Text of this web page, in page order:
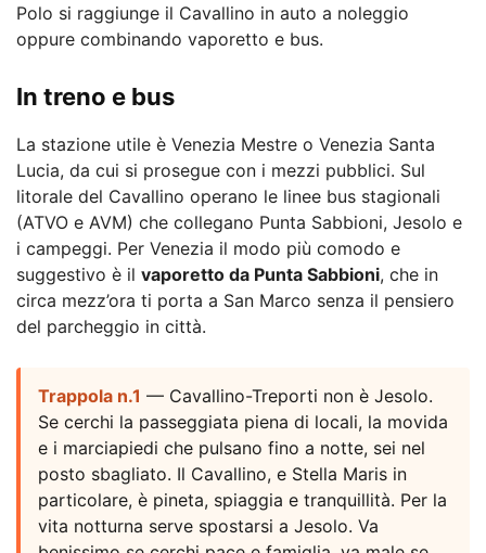
Polo si raggiunge il Cavallino in auto a noleggio
oppure combinando vaporetto e bus.
In treno e bus
La stazione utile è Venezia Mestre o Venezia Santa
Lucia, da cui si prosegue con i mezzi pubblici. Sul
litorale del Cavallino operano le linee bus stagionali
(ATVO e AVM) che collegano Punta Sabbioni, Jesolo e
i campeggi. Per Venezia il modo più comodo e
suggestivo è il vaporetto da Punta Sabbioni, che in
circa mezz’ora ti porta a San Marco senza il pensiero
del parcheggio in città.
Trappola n.1 — Cavallino-Treporti non è Jesolo.
Se cerchi la passeggiata piena di locali, la movida
e i marciapiedi che pulsano fino a notte, sei nel
posto sbagliato. Il Cavallino, e Stella Maris in
particolare, è pineta, spiaggia e tranquillità. Per la
vita notturna serve spostarsi a Jesolo. Va